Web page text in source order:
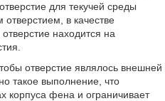
для текучей среды
в качестве
находится на
отверстие являлось внешней
такое выполнение, что
корпуса фена и ограничивает